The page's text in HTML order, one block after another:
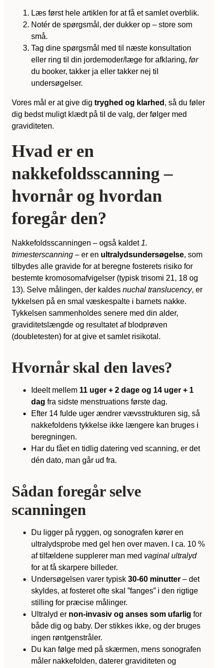
Læs først hele artiklen for at få et samlet overblik.
Notér de spørgsmål, der dukker op – store som
små.
Tag dine spørgsmål med til næste konsultation
eller ring til din jordemoder/læge for afklaring, før
du booker, takker ja eller takker nej til
undersøgelser.
Vores mål er at give dig tryghed og klarhed , så du føler
dig bedst muligt klædt på til de valg, der følger med
graviditeten.
Hvad er en
nakkefoldsscanning –
hvornår og hvordan
foregår den?
Nakkefoldsscanningen – også kaldet1.
trimesterscanning – er en ultralydsundersøgelse, som
tilbydes alle gravide for at beregne fosterets risiko for
bestemte kromosomafvigelser (typisk trisomi 21, 18 og
13). Selve målingen, der kaldes nuchal translucency, er
tykkelsen på en smal væskespalte i barnets nakke.
Tykkelsen sammenholdes senere med din alder,
graviditetslængde og resultatet af blodprøven
(doubletesten) for at give et samlet risikotal.
Hvornår skal den laves?
Ideelt mellem 11 uger + 2 dage og 14 uger + 1
dag fra sidste menstruations første dag.
Efter 14 fulde uger ændrer vævsstrukturen sig, så
nakkefoldens tykkelse ikke længere kan bruges i
beregningen.
Har du fået en tidlig datering ved scanning, er det
dén dato, man går ud fra.
Sådan foregår selve
scanningen
Du ligger på ryggen, og sonografen kører en
ultralydsprobe med gel hen over maven. I ca. 10 %
af tilfældene supplerer man med vaginal ultralyd
for at få skarpere billeder.
Undersøgelsen varer typisk 30-60 minutter – det
skyldes, at fosteret ofte skal ”fanges” i den rigtige
stilling for præcise målinger.
Ultralyd er non-invasiv og anses som ufarlig for
både dig og baby. Der stikkes ikke, og der bruges
ingen røntgenstråler.
Du kan følge med på skærmen, mens sonografen
måler nakkefolden, daterer graviditeten og